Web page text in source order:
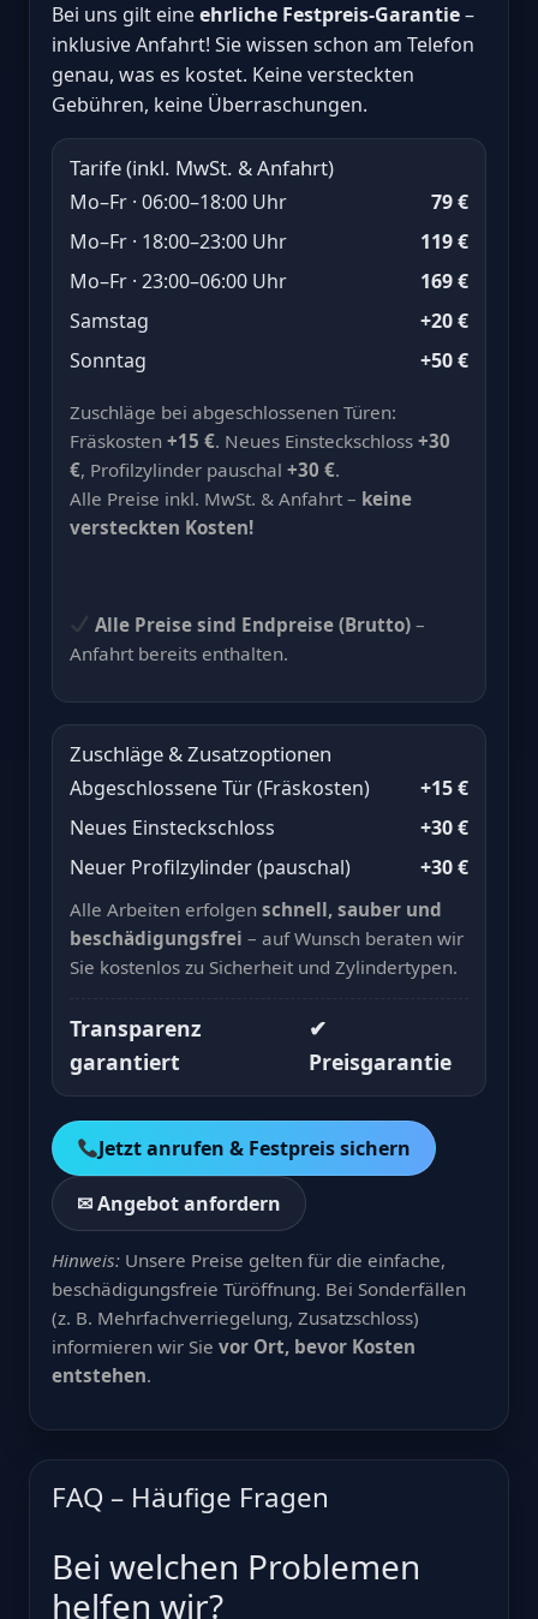
Bei uns gilt eineehrliche Festpreis-Garantie–
inklusive Anfahrt! Sie wissen schon am Telefon
genau, was es kostet. Keine versteckten
Gebühren, keine Überraschungen.
Tarife (inkl. MwSt. & Anfahrt)
Mo–Fr · 06:00–18:00 Uhr
79 €
Mo–Fr · 18:00–23:00 Uhr
119 €
Mo–Fr · 23:00–06:00 Uhr
169 €
Samstag
+20 €
Sonntag
+50 €
Zuschläge bei abgeschlossenen Türen:
Fräskosten +15 €. Neues Einsteckschloss +30
€, Profilzylinder pauschal +30 €.
Alle Preise inkl. MwSt. & Anfahrt – keine
versteckten Kosten!
Alle Preise sind Endpreise (Brutto) –
Anfahrt bereits enthalten.
Zuschläge & Zusatzoptionen
Abgeschlossene Tür (Fräskosten)
+15 €
Neues Einsteckschloss
+30 €
Neuer Profilzylinder (pauschal)
+30 €
Alle Arbeiten erfolgen schnell, sauber und
beschädigungsfrei – auf Wunsch beraten wir
Sie kostenlos zu Sicherheit und Zylindertypen.
Transparenz
garantiert
✔
Preisgarantie
Jetzt anrufen & Festpreis sichern
✉ Angebot anfordern
Hinweis: Unsere Preise gelten für die einfache,
beschädigungsfreie Türöffnung. Bei Sonderfällen
(z. B. Mehrfachverriegelung, Zusatzschloss)
informieren wir Sie vor Ort, bevor Kosten
entstehen.
FAQ – Häufige Fragen
Bei welchen Problemen
helfen wir?